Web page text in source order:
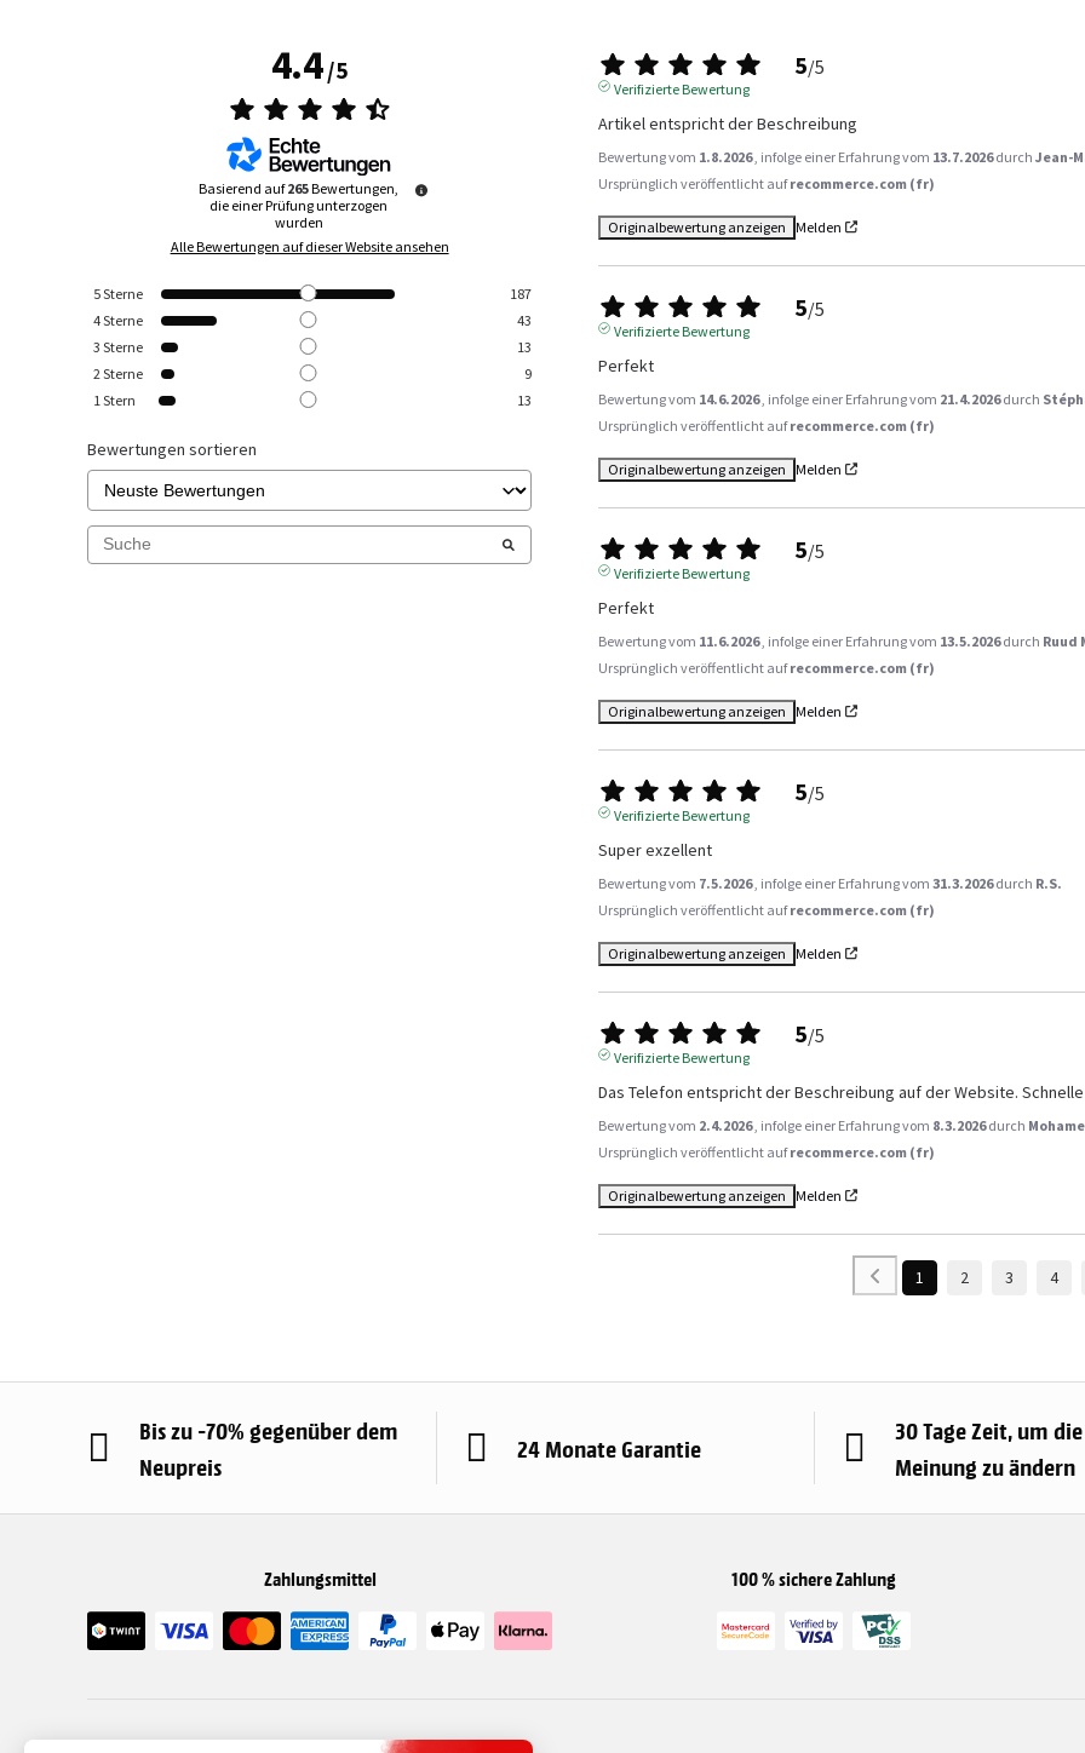
4.4/5
Basierend auf265Bewertungen,
die einer Prüfung unterzogen
wurden
Alle Bewertungen auf dieser Website ansehen
5Sterne
187
4Sterne
43
3 Sterne
13
2 Sterne
9
1 Stern 13
Bewertungen sortieren
5/5
Verifizierte Bewertung
Artikel entspricht der Beschreibung
Bewertung vom 1.8.2026 , infolge einer Erfahrung vom 13.7.2026durchJean-
Ursprünglich veröffentlicht aufrecommerce.com (fr)
Originalbewertung anzeigen Melden
5/5
Verifizierte Bewertung
Perfekt
Bewertung vom 14.6.2026 , infolge einer Erfahrung vom 21.4.2026durch
Ursprünglich veröffentlicht aufrecommerce.com (fr)
Originalbewertung anzeigen Melden
5/5
Verifizierte Bewertung
Perfekt
Bewertung vom 11.6.2026 , infolge einer Erfahrung vom 13.5.2026durch Ruud
Ursprünglich veröffentlicht aufrecommerce.com (fr)
Originalbewertung anzeigen Melden
5/5
Verifizierte Bewertung
Super exzellent
Bewertung vom 7.5.2026 , infolge einer Erfahrung vom31.3.2026durch R.S.
Ursprünglich veröffentlicht aufrecommerce.com (fr)
Originalbewertung anzeigen Melden
5/5
Verifizierte Bewertung
Das Telefon entspricht der Beschreibung auf der Website.
Bewertung vom 2.4.2026 , infolge einer Erfahrung vom 8.3.2026durch
Ursprünglich veröffentlicht aufrecommerce.com (fr)
Originalbewertung anzeigen Melden
1 2 3 4
Bis zu -70% gegenüber dem
Neupreis
24 Monate Garantie
30 Tage Zeit, um die
Meinung zu ändern
Zahlungsmittel 100 % sichere Zahlung